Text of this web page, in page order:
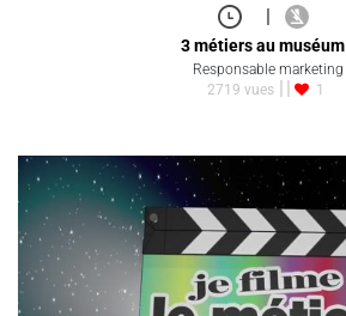
|
3 métiers au muséum
Responsable marketing
2719 vues
1